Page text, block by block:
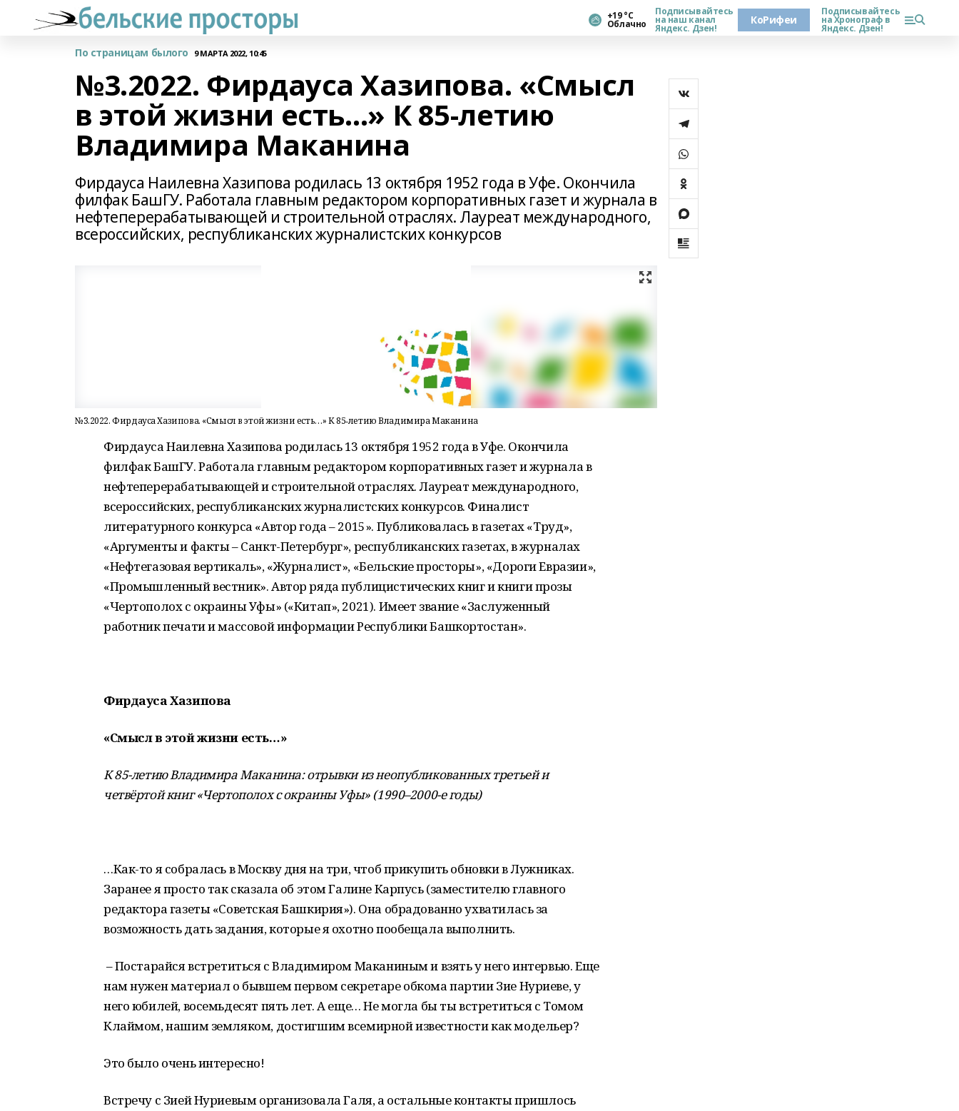
+19 °С
Облачно
Подписывайтесь
на наш канал
Яндекс. Дзен!
КоРифеи
Подписывайтесь
на Хронограф в
Яндекс. Дзен!
По страницам былого 9 МАРТА 2022, 10:45
№3.2022. Фирдауса Хазипова. «Смысл
в этой жизни есть…» К 85‑летию
Владимира Маканина
Фирдауса Наилевна Хазипова родилась 13 октября 1952 года в Уфе. Окончила
филфак БашГУ. Работала главным редактором корпоративных газет и журнала в
нефтеперерабатывающей и строительной отраслях. Лауреат международного,
всероссийских, республиканских журналистских конкурсов
№3.2022. Фирдауса Хазипова. «Смысл в этой жизни есть…» К 85‑летию Владимира Маканина
Фирдауса Наилевна Хазипова родилась 13 октября 1952 года в Уфе. Окончила
филфак БашГУ. Работала главным редактором корпоративных газет и журнала в
нефтеперерабатывающей и строительной отраслях. Лауреат международного,
всероссийских, республиканских журналистских конкурсов. Финалист
литературного конкурса «Автор года – 2015». Публиковалась в газетах «Труд»,
«Аргументы и факты – Санкт-Петербург», республиканских газетах, в журналах
«Нефтегазовая вертикаль», «Журналист», «Бельские просторы», «Дороги Евразии»,
«Промышленный вестник». Автор ряда публицистических книг и книги прозы
«Чертополох с окраины Уфы» («Китап», 2021). Имеет звание «Заслуженный
работник печати и массовой информации Республики Башкортостан».
Фирдауса Хазипова
«Смысл в этой жизни есть…»
К 85-летию Владимира Маканина: отрывки из неопубликованных третьей и
четвёртой книг «Чертополох с окраины Уфы» (1990–2000-е годы)
…Как-то я собралась в Москву дня на три, чтоб прикупить обновки в Лужниках.
Заранее я просто так сказала об этом Галине Карпусь (заместителю главного
редактора газеты «Советская Башкирия»). Она обрадованно ухватилась за
возможность дать задания, которые я охотно пообещала выполнить.
– Постарайся встретиться с Владимиром Маканиным и взять у него интервью. Еще
нам нужен материал о бывшем первом секретаре обкома партии Зие Нуриеве, у
него юбилей, восемьдесят пять лет. А еще… Не могла бы ты встретиться с Томом
Клаймом, нашим земляком, достигшим всемирной известности как модельер?
Это было очень интересно!
Встречу с Зией Нуриевым организовала Галя, а остальные контакты пришлось